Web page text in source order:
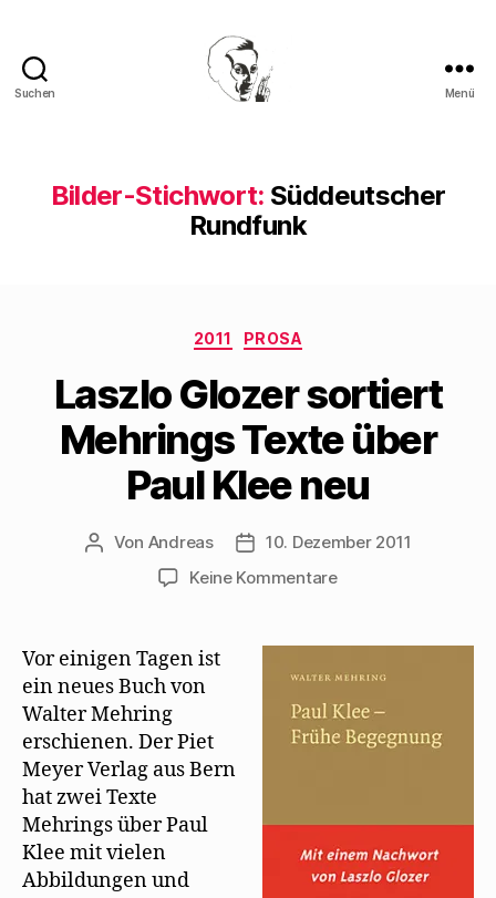
Suchen Menü
Bilder-Stichwort: Süddeutscher
Rundfunk
Kategorien
2011 PROSA
Laszlo Glozer sortiert
Mehrings Texte über
Paul Klee neu
Beitragsautor
Von Andreas Beitragsdatum
10. Dezember 2011
Keine Kommentarezu
sortiert
Mehrings
über
Paul
Vor einigen Tagen ist
ein neues Buch von
Walter Mehring
erschienen. Der Piet
Meyer Verlag aus Bern
hat zwei Texte
Mehrings über Paul
Klee mit vielen
Abbildungen und